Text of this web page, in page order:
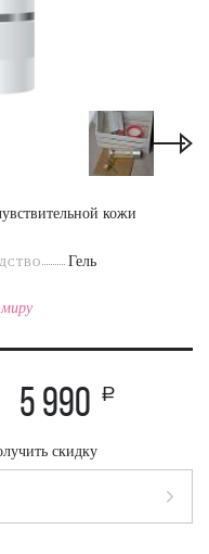
кожи
Гель
5 990 a
скидку